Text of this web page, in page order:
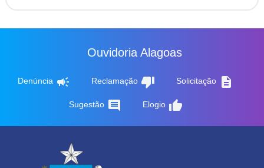
Ouvidoria Alagoas
Denúncia campaign Reclamação thumb_down Solicitação description
Sugestão comment Elogio thumb_up